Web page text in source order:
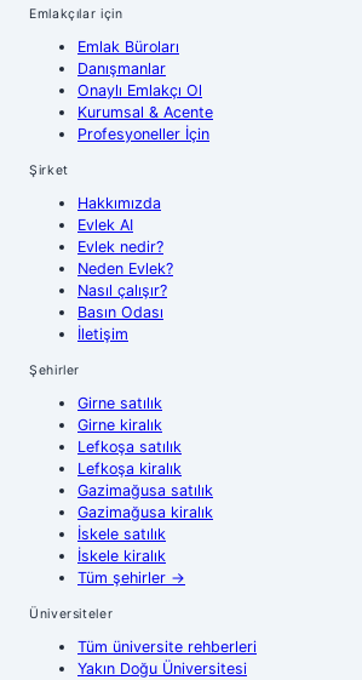
Emlakçılar için
Emlak Büroları
Danışmanlar
Onaylı Emlakçı Ol
Kurumsal & Acente
Profesyoneller İçin
Şirket
Hakkımızda
Evlek AI
Evlek nedir?
Neden Evlek?
Nasıl çalışır?
Basın Odası
İletişim
Şehirler
Girne satılık
Girne kiralık
Lefkoşa satılık
Lefkoşa kiralık
Gazimağusa satılık
Gazimağusa kiralık
İskele satılık
İskele kiralık
Tüm şehirler →
Üniversiteler
Tüm üniversite rehberleri
Yakın Doğu Üniversitesi